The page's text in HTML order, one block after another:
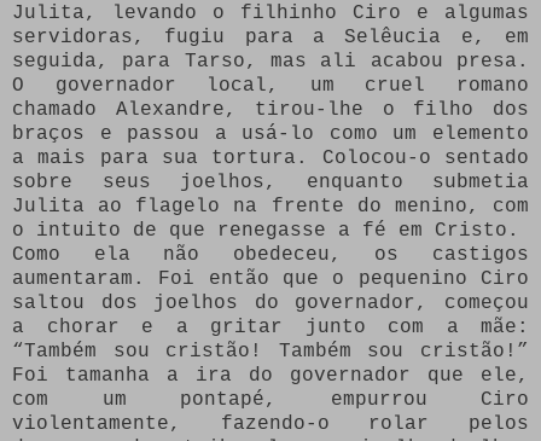
Julita, levando o filhinho Ciro e algumas
servidoras, fugiu para a Selêucia e, em
seguida, para Tarso, mas ali acabou presa.
O governador local, um cruel romano
chamado Alexandre, tirou-lhe o filho dos
braços e passou a usá-lo como um elemento
a mais para sua tortura. Colocou-o sentado
sobre seus joelhos, enquanto submetia
Julita ao flagelo na frente do menino, com
o intuito de que renegasse a fé em Cristo.
Como ela não obedeceu, os castigos
aumentaram. Foi então que o pequenino Ciro
saltou dos joelhos do governador, começou
a chorar e a gritar junto com a mãe:
“Também sou cristão! Também sou cristão!”
Foi tamanha a ira do governador que ele,
com um pontapé, empurrou Ciro
violentamente, fazendo-o rolar pelos